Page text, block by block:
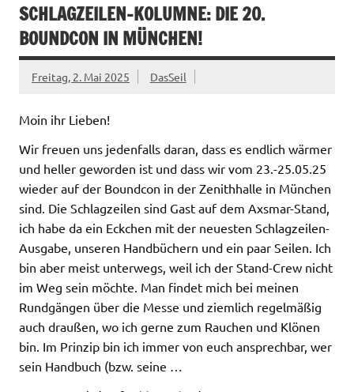
SCHLAGZEILEN-KOLUMNE: DIE 20.
BOUNDCON IN MÜNCHEN!
Freitag, 2. Mai 2025 DasSeil
Moin ihr Lieben!
Wir freuen uns jedenfalls daran, dass es endlich wärmer
und heller geworden ist und dass wir vom 23.-25.05.25
wieder auf der Boundcon in der Zenithhalle in München
sind. Die Schlagzeilen sind Gast auf dem Axsmar-Stand,
ich habe da ein Eckchen mit der neuesten Schlagzeilen-
Ausgabe, unseren Handbüchern und ein paar Seilen. Ich
bin aber meist unterwegs, weil ich der Stand-Crew nicht
im Weg sein möchte. Man findet mich bei meinen
Rundgängen über die Messe und ziemlich regelmäßig
auch draußen, wo ich gerne zum Rauchen und Klönen
bin. Im Prinzip bin ich immer von euch ansprechbar, wer
sein Handbuch (bzw. seine …